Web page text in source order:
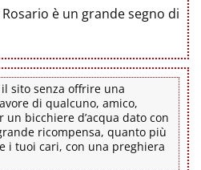
è un grande segno di
sito senza offrire una
di qualcuno, amico,
un bicchiere d’acqua dato con
ricompensa, quanto più
i tuoi cari, con una preghiera